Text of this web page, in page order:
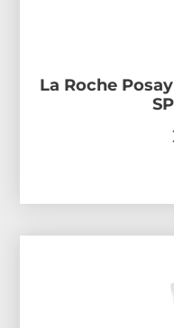
La Roche